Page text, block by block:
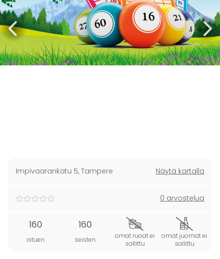
Impivaarankatu 5, Tampere Näytä kartalla
0 arvostelua
160
istuen
160
seisten
omat ruoat ei
sallittu
omat juomat ei
sallittu